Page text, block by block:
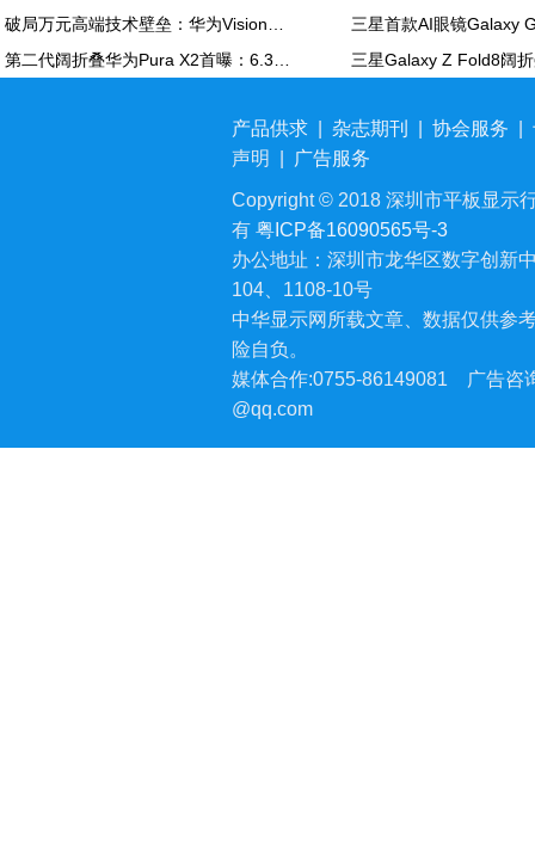
产品供求 杂志期刊 协会服务
声明
广告服务
Copyright © 2018 深圳市平板显示
有 粤ICP备16090565号-3
办公地址：深圳市龙华区数字创新
104、1108-10号
中华显示网所载文章、数据仅供参
险自负。
媒体合作:0755-86149081
广告咨
@qq.com